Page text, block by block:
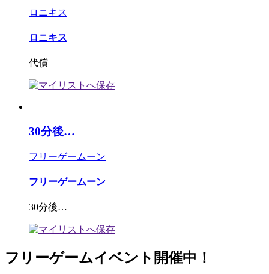
ロニキス
ロニキス
代償
30分後…
フリーゲームーン
フリーゲームーン
30分後…
フリーゲームイベント開催中！